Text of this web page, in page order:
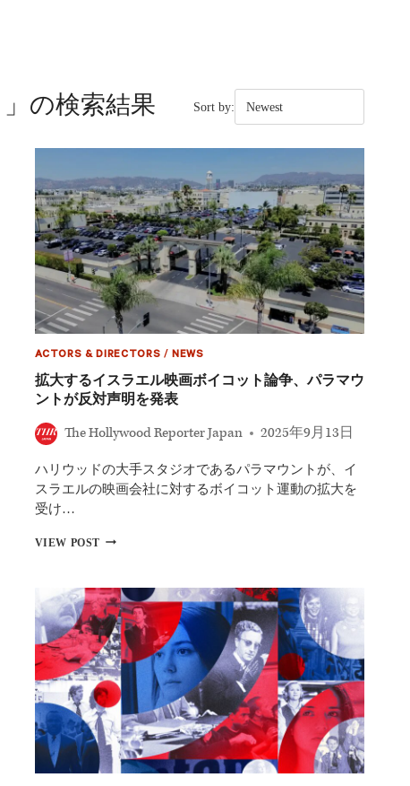
」の検索結果 Sort by:
ACTORS & DIRECTORS /NEWS
拡大するイスラエル映画ボイコット論争、パラマウ
ントが反対声明を発表
The Hollywood Reporter Japan 2025年9月13日
ハリウッドの大手スタジオであるパラマウントが、イ
スラエルの映画会社に対するボイコット運動の拡大を
受け…
VIEW POST拡
る
イ
ス
ラ
エ
ル
映
画
ボ
イ
コ
ッ